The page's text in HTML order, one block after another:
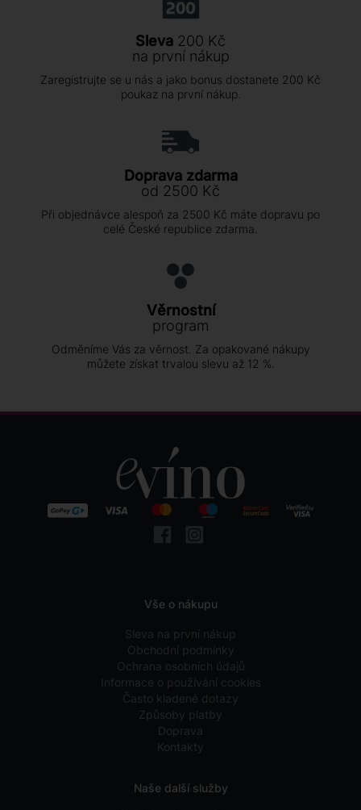
Sleva 200 Kč
na první nákup
Zaregistrujte se u nás a jako bonus dostanete 200 Kč
poukaz na první nákup.
Doprava zdarma
od 2500 Kč
Při objednávce alespoň za 2500 Kč máte dopravu po
celé České republice zdarma.
Věrnostní
program
Odměníme Vás za věrnost. Za opakované nákupy
můžete získat trvalou slevu až 12 %.
Vše o nákupu
Sleva na první nákup
Obchodní podmínky
Ochrana osobních údajů
Informace o používání cookies
Často kladené dotazy
Způsoby platby
Doprava
Kontakty
Naše další služby